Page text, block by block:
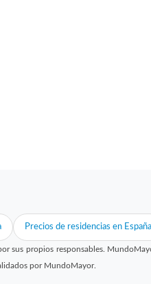
Precios de residencias en España
sus propios responsables.
por MundoMayor.